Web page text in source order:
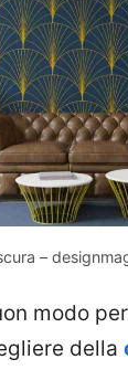
–
modo
della